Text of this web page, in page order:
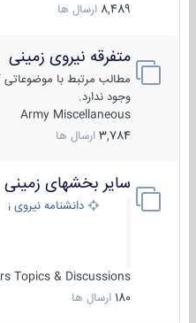
8,489 ارسال ها
متفرقه نیروی زمینی
مطالب مرتبط با موضوعاتی
وجود ندارد.
Army Miscellaneous
3,784 ارسال ها
سایر بخشهای زمینی
دانشنامه نیروی زمینی
Topics & Discussions
180 ارسال ها